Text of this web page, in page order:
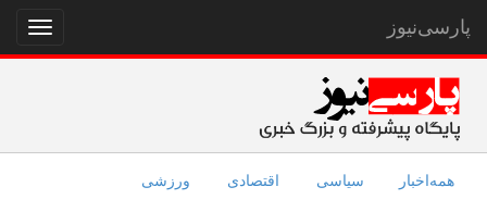
نمایش
منو
پارسی‌نیوز
همه‌اخبار سیاسی اقتصادی ورزشی